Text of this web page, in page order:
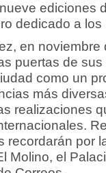
ediciones
dedicado a los
en
puertas de
como un
más
realizaciones
recordarán por
Molino, el